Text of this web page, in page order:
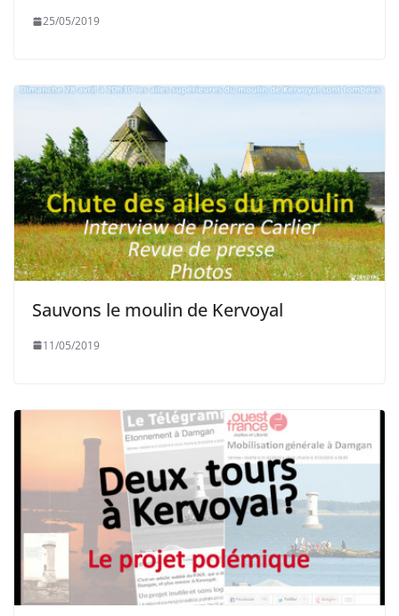
25/05/2019
Sauvons le moulin de Kervoyal
11/05/2019